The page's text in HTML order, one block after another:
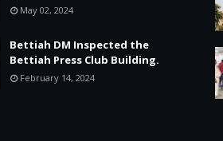
May 02, 2024
Bettiah DM Inspected the
Bettiah Press Club Building.
February 14, 2024